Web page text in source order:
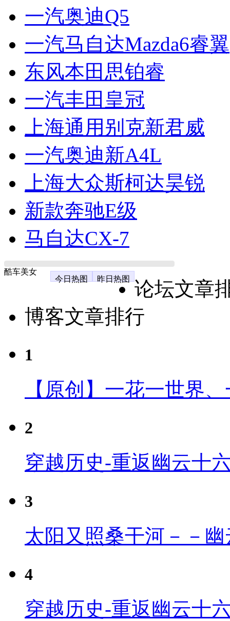
一汽奥迪Q5
一汽马自达Mazda6睿翼
东风本田思铂睿
一汽丰田皇冠
上海通用别克新君威
一汽奥迪新A4L
上海大众斯柯达昊锐
新款奔驰E级
马自达CX-7
酷车美女
今日热图
昨日热图
论坛文章
博客文章排行
1
【原创】一花一世界
2
穿越历史-重返幽云十
3
太阳又照桑干河－－
4
穿越历史-重返幽云十